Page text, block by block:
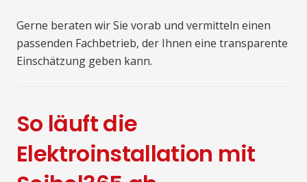
Gerne beraten wir Sie vorab und vermitteln einen
passenden Fachbetrieb, der Ihnen eine transparente
Einschätzung geben kann.
So läuft die
Elektroinstallation mit